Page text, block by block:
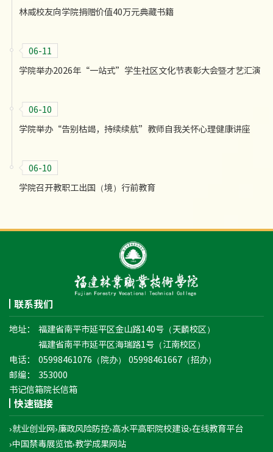
林威校友向学院捐赠价值40万元典藏书籍
06-11
学院举办2026年“一站式”学生社区文化节表彰大会暨才艺汇演
06-10
学院举办“告别枯竭，持续续航”教师自我关怀心理健康讲座
06-10
学院召开教职工出国（境）行前教育
快速链接
›就业创业网›廉政风险防控›高水平高职院校建设›在线教育平台
›中国禁毒展览馆›教学成果网站
联系我们
地址：
福建省南平市延平区金山路140号（天麟校区）
福建省南平市延平区海瑞路1号（江南校区）
电话：
05998461076（院办） 05998461667（招办）
邮编：
353000
书记信箱院长信箱